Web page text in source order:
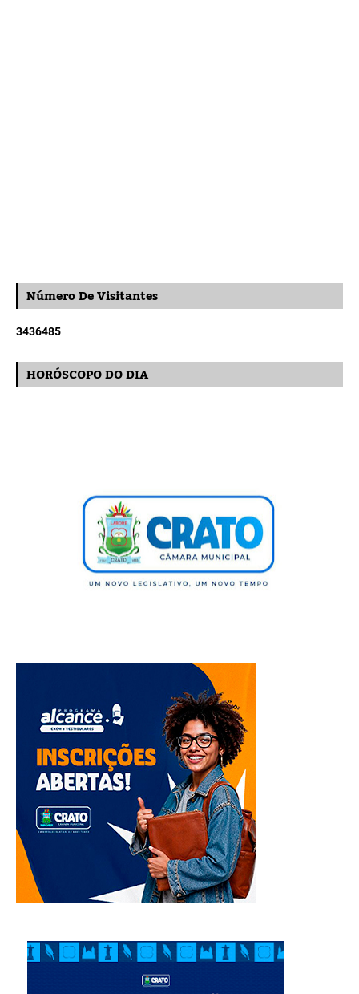
Número De Visitantes
3436485
HORÓSCOPO DO DIA